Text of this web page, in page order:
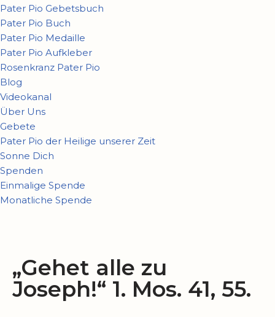
Pater Pio Gebetsbuch
Pater Pio Buch
Pater Pio Medaille
Pater Pio Aufkleber
Rosenkranz Pater Pio
Blog
Videokanal
Über Uns
Gebete
Pater Pio der Heilige unserer Zeit
Sonne Dich
Spenden
Einmalige Spende
Monatliche Spende
„Gehet alle zu
Joseph!“ 1. Mos. 41, 55.